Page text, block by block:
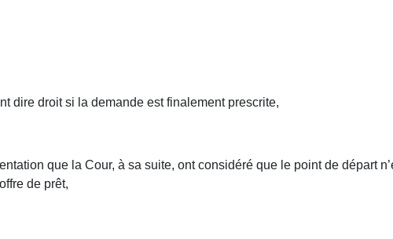
dire droit si la demande est finalement prescrite,
que la Cour, à sa suite, ont considéré que le point de départ
de prêt,